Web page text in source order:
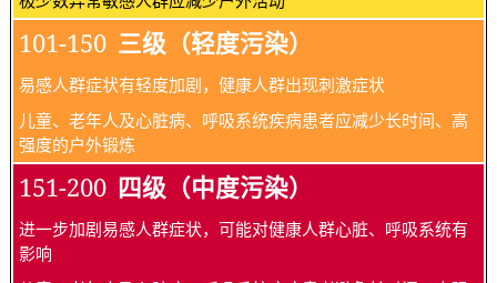
101-150 三级（轻度污染）
易感人群症状有轻度加剧，健康人群出现刺激症状
儿童、老年人及心脏病、呼吸系统疾病患者应减少长时间、高
强度的户外锻炼
151-200 四级（中度污染）
进一步加剧易感人群症状，可能对健康人群心脏、呼吸系统有
影响